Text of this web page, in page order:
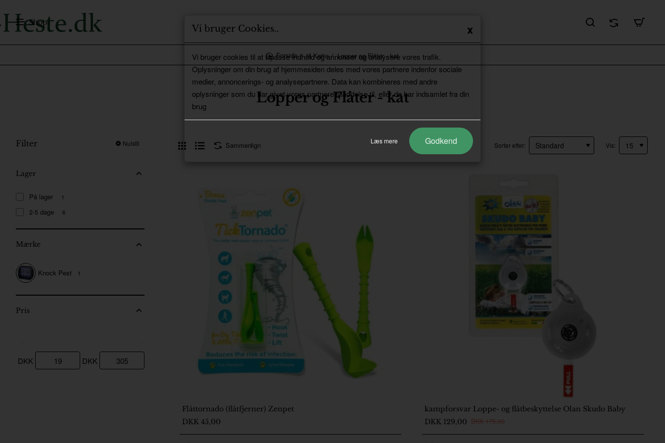
Shop
Lopper og Flåter - kat
home
til Katte Lopper og Flåter - kat
Filter Nulstil
Lager
På lager 1
2-5 dage 6
Mærke
Knock Pest 1
Pris
DKK DKK
Sammenlign Sorter efter: Vis:
2-5 Dage
Flåttornado (flåtfjerner) Zenpet
DKK 45,00
2-5 Dage
kampforsvar Loppe- og flåtbeskyttelse Olan Skudo Baby
DKK 129,00 DKK 175,00
Vi bruger Cookies..
Vi bruger cookies til at tilpasse indhold og annoncer og analysere vores trafik.
Oplysninger om din brug af hjemmesiden deles med vores partnere indenfor sociale
medier, annoncerings- og analysepartnere. Data kan kombineres med andre
oplysninger som du har givet vores partnere tilladdelse til, eller de har indsamlet fra din
brug
Læs mere Godkend